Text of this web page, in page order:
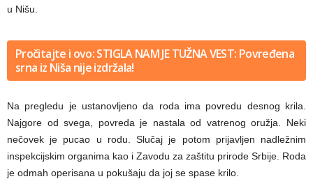
u Nišu.
Pročitajte i ovo: STIGLA NAM JE TUŽNA VEST: Povređena
srna iz Niša nije izdržala!
Na pregledu je ustanovljeno da roda ima povredu desnog krila.
Najgore od svega, povreda je nastala od vatrenog oružja. Neki
nečovek je pucao u rodu. Slučaj je potom prijavljen nadležnim
inspekcijskim organima kao i Zavodu za zaštitu prirode Srbije. Roda
je odmah operisana u pokušaju da joj se spase krilo.